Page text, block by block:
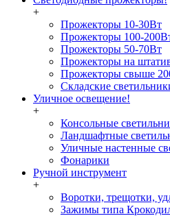
+
Прожекторы 10-30Вт
Прожекторы 100-
Прожекторы 50-70Вт
Прожекторы на
Прожекторы свыше
Складские
Уличное освещение!
+
Консольные
Ландшафтные
Уличные настенные
Фонарики
Ручной инструмент
+
Воротки, трещотки,
Зажимы типа